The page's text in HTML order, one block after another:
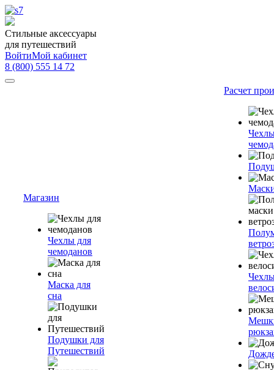
Стильные аксессуары
для путешествий
ВойтиМой кабинет
8 (800) 555 14 72
Магазин
Чехлы для
чемоданов
Маска для
сна
Подушки для
Путешествий
Расчет